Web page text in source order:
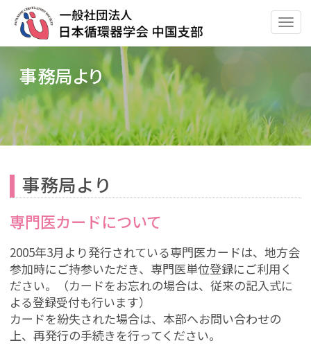
ナ
ビ
ョ
ン
の
事務局より
事務局より
専門医カードについて
2005年3月より発行されている専門医カードは、地方会
参加時にご持参いただき、専門医単位登録にご利用く
ださい。（カードをお忘れの場合は、従来の記入式に
よる登録受付も行います）
カードを紛失された場合は、本部へお問い合わせの
上、再発行の手続きを行ってください。